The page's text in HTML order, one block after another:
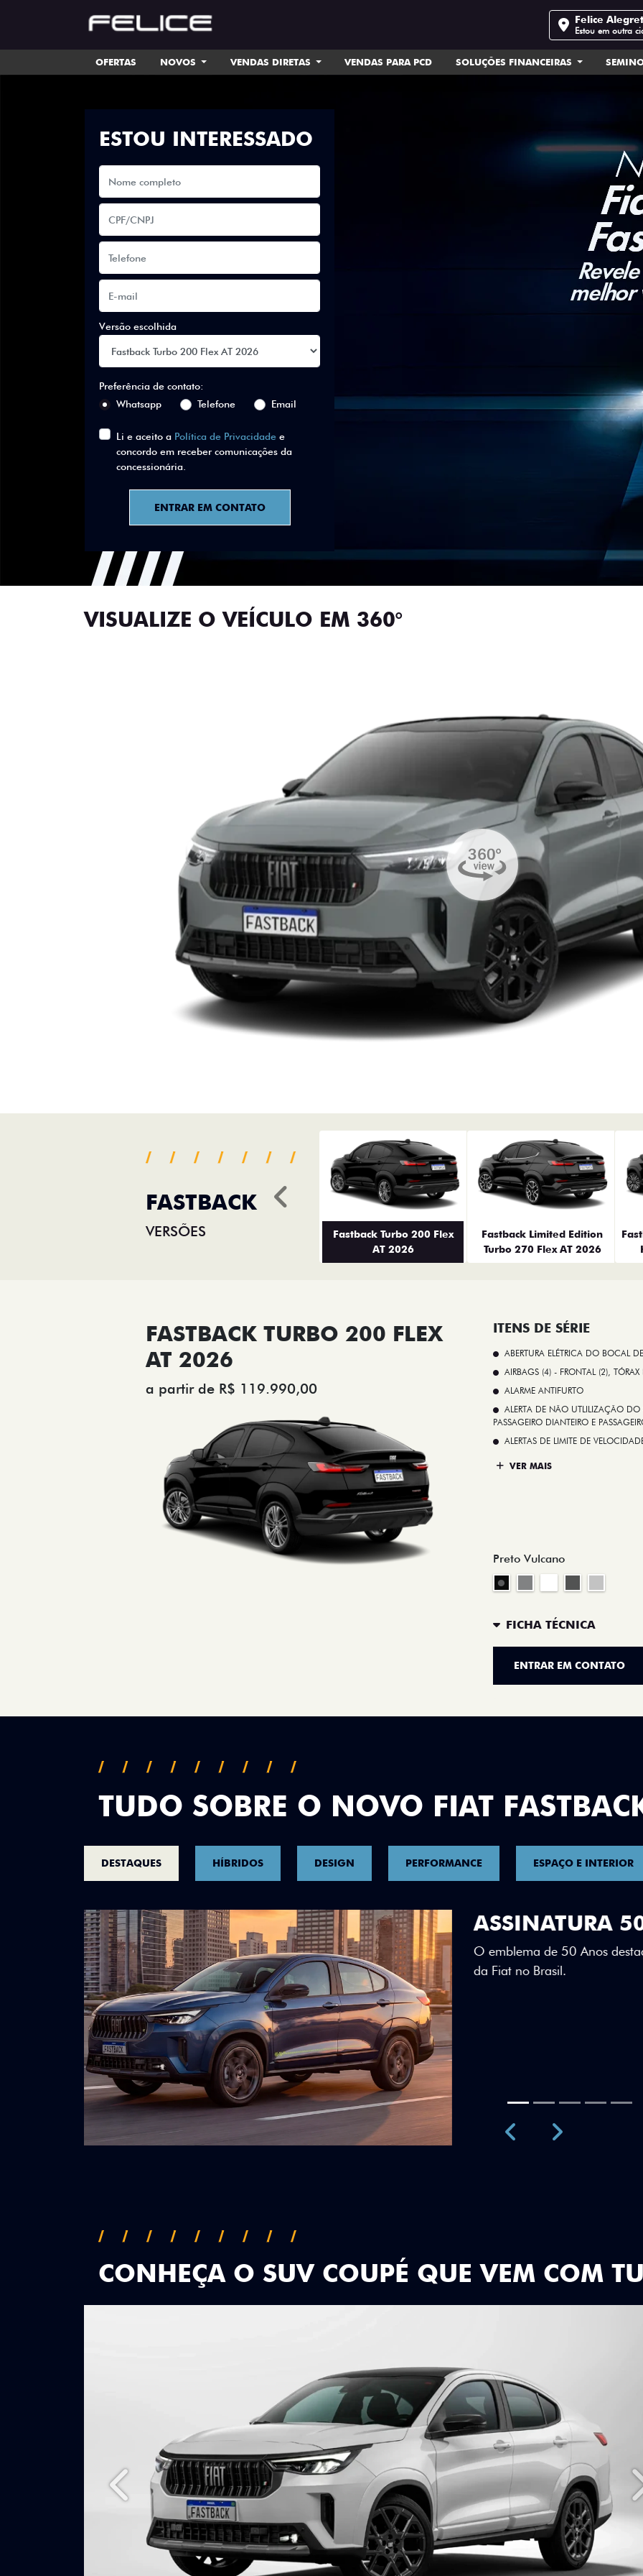
Felice
Estou em outra
OFERTAS NOVOS VENDAS DIRETAS VENDAS PARA PCD SOLUÇÕES FINANCEIRAS
ESTOU INTERESSADO
Versão escolhida
Preferência de contato:
Whatsapp
Telefone Email
Li e aceito a Política de Privacidade e
concordo em receber comunicações da
concessionária.
ENTRAR EM CONTATO
VISUALIZE O VEÍCULO EM 360°
FASTBACK
VERSÕES
Fastback Turbo 200 Flex
AT 2026
Fastback Limited Edition
Turbo 270 Flex AT 2026
Anterior
FASTBACK TURBO 200 FLEX
AT 2026
a partir de R$ 119.990,00
ITENS DE SÉRIE
ABERTURA ELÉTRICA DO BOCAL
AIRBAGS (4) - FRONTAL (2),
ALARME ANTIFURTO
ALERTA DE NÃO UTLILIZAÇÃO
PASSAGEIRO DIANTEIRO E
ALERTAS DE LIMITE DE
VER MAIS
Preto Vulcano
FICHA TÉCNICA
ENTRAR EM CONTATO
TUDO SOBRE O NOVO FIAT
DESTAQUES HÍBRIDOS DESIGN PERFORMANCE ESPAÇO E INTERIOR
DESIGN QUE
Teto bicolor, adesivos
uma identidade visual
PreviousNext
CONHEÇA O SUV COUPÉ QUE VEM COM
Anterior